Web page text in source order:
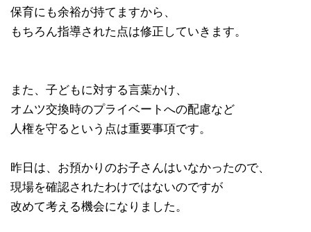
保育にも余裕が持てますから、
もちろん指導された点は修正していきます。
また、子どもに対する言葉かけ、
オムツ交換時のプライベートへの配慮など
人権を守るという点は重要事項です。
昨日は、お預かりのお子さんはいなかったので、
現場を確認されたわけではないのですが
改めて考える機会になりました。